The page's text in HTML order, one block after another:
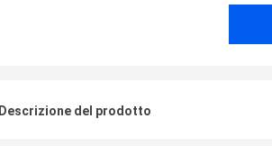
Descrizione del prodotto